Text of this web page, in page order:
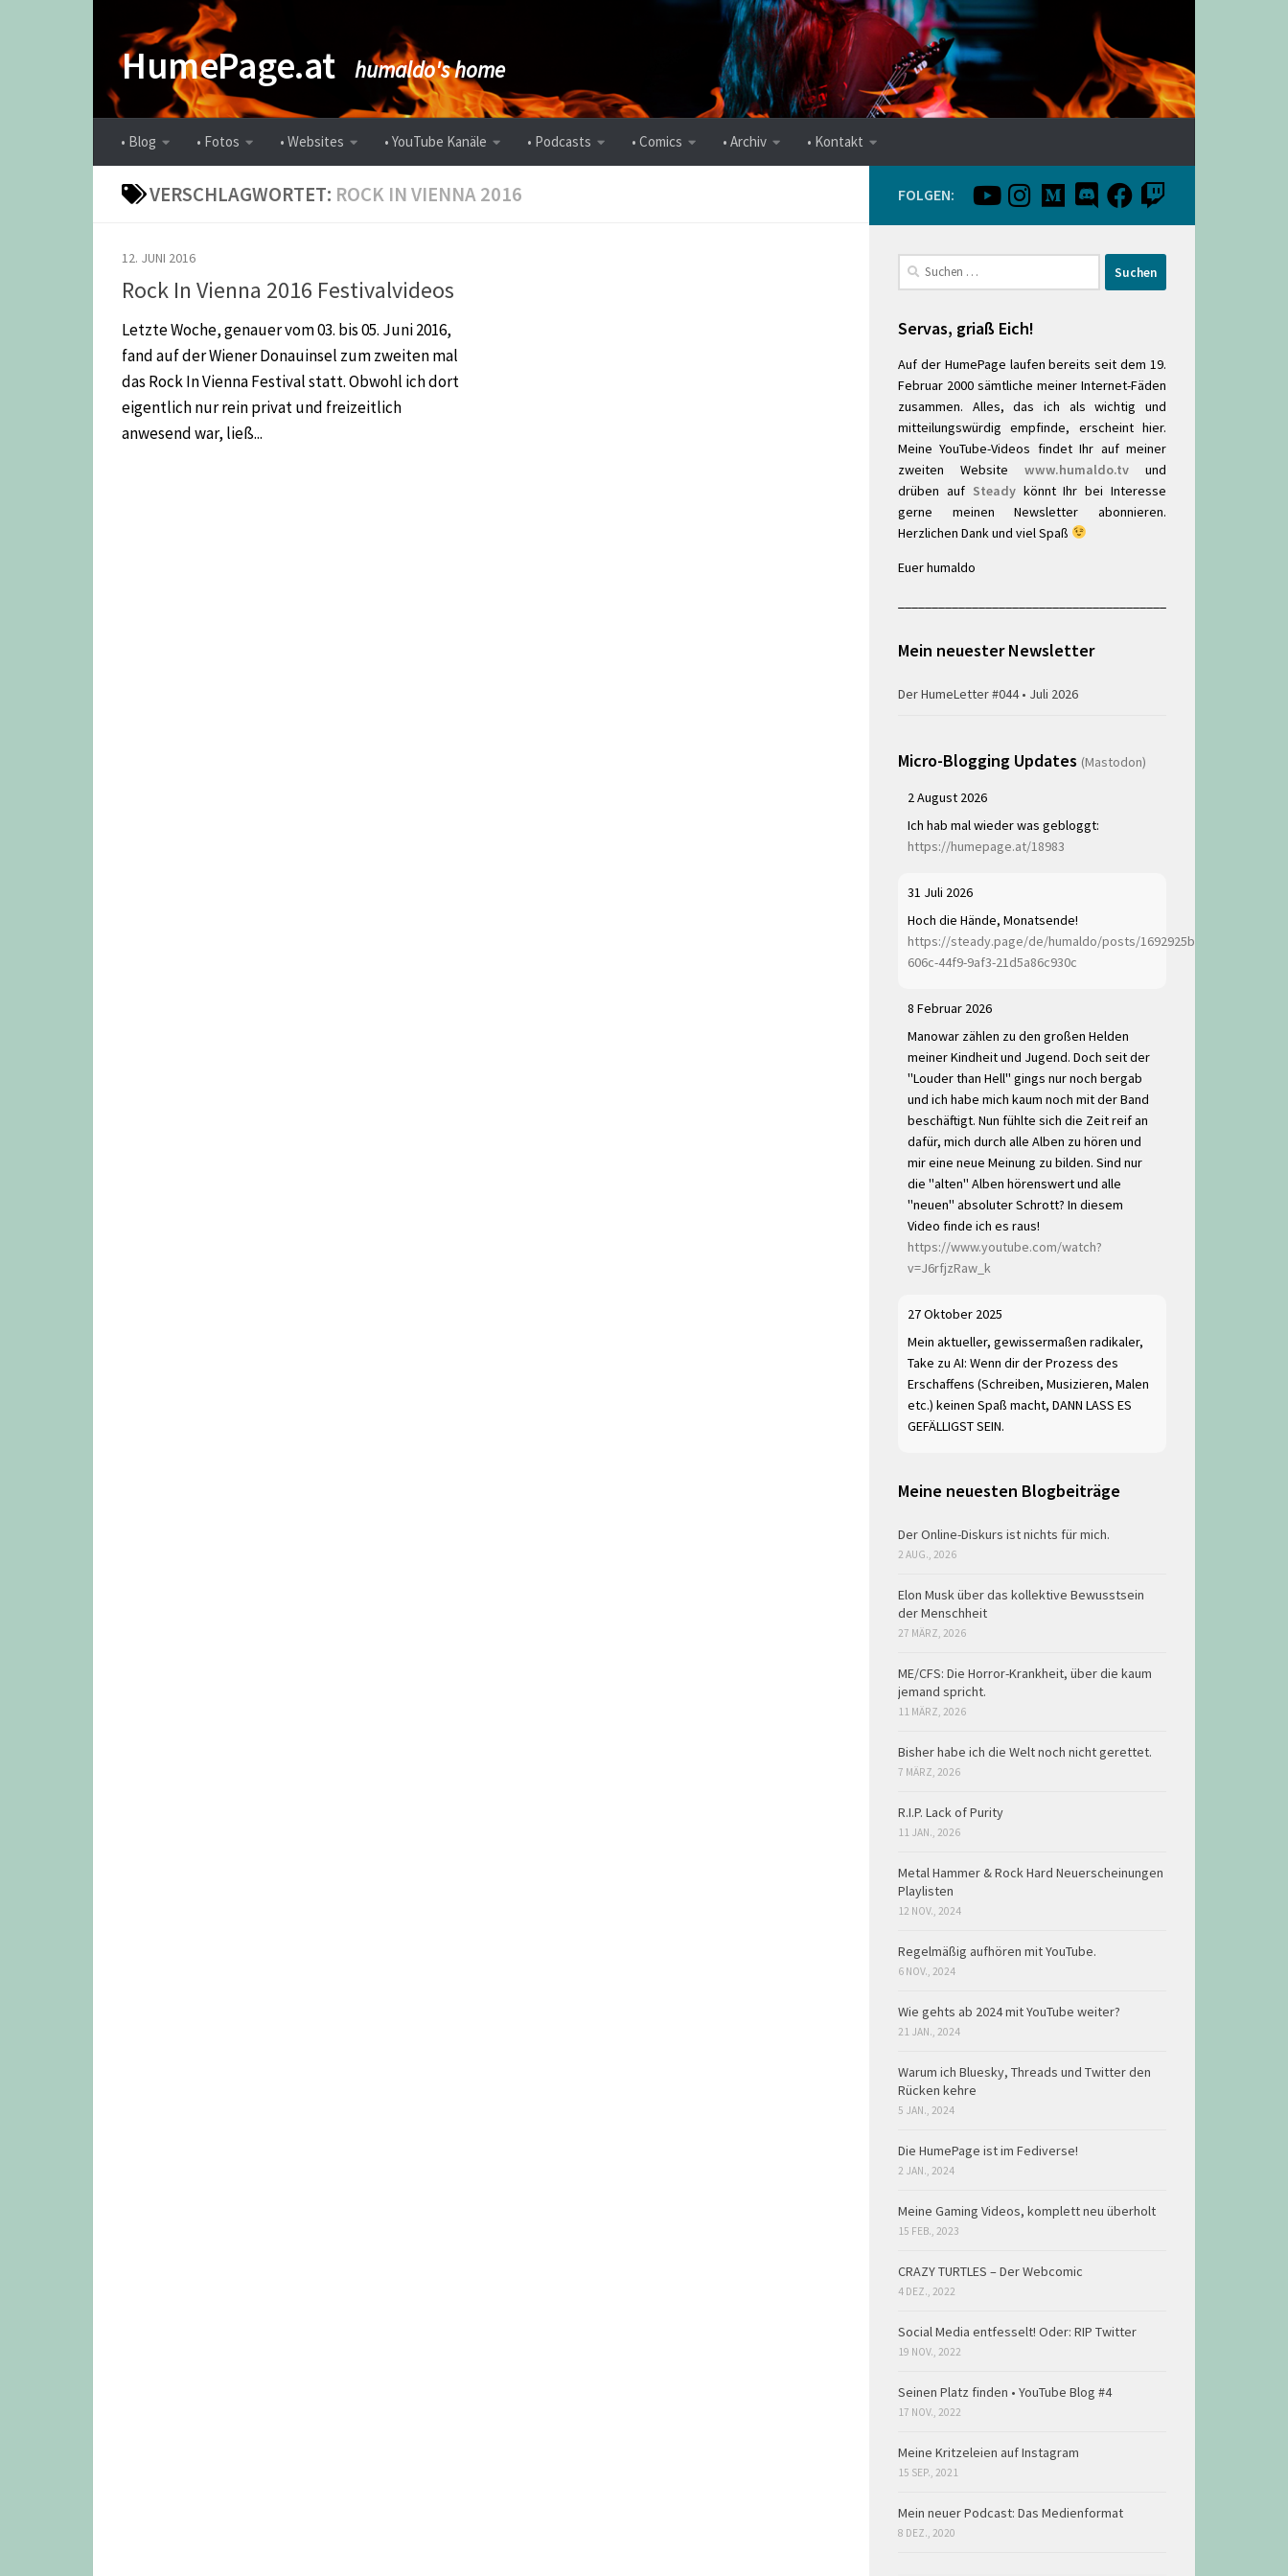
Zum Inhalt springen
HumePage.at humaldo's home
• Blog • Fotos • Websites • YouTube Kanäle • Podcasts • Comics • Archiv • Kontakt
VERSCHLAGWORTET: ROCK IN VIENNA 2016
12. JUNI 2016
Rock In Vienna 2016 Festivalvideos
Letzte Woche, genauer vom 03. bis 05. Juni 2016,
fand auf der Wiener Donauinsel zum zweiten mal
das Rock In Vienna Festival statt. Obwohl ich dort
eigentlich nur rein privat und freizeitlich
anwesend war, ließ...
FOLGEN:
Suchen
nach:
Servas, griaß Eich!
Auf der HumePage laufen bereits seit dem 19.
Februar 2000 sämtliche meiner Internet-Fäden
zusammen. Alles, das ich als wichtig und
mitteilungswürdig empfinde, erscheint hier.
Meine YouTube-Videos findet Ihr auf meiner
zweiten Website www.humaldo.tv und
drüben auf Steadykönnt Ihr bei Interesse
gerne meinen Newsletter abonnieren.
Herzlichen Dank und viel Spaß
Euer humaldo
Mein neuester Newsletter
Der HumeLetter #044 • Juli 2026
Micro-Blogging Updates (Mastodon)
2 August 2026
Ich hab mal wieder was gebloggt:
https://humepage.at/18983
31 Juli 2026
Hoch die Hände, Monatsende!
https://steady.page/de/humaldo/posts/1692925b-
606c-44f9-9af3-21d5a86c930c
8 Februar 2026
Manowar zählen zu den großen Helden
meiner Kindheit und Jugend. Doch seit der
"Louder than Hell" gings nur noch bergab
und ich habe mich kaum noch mit der Band
beschäftigt. Nun fühlte sich die Zeit reif an
dafür, mich durch alle Alben zu hören und
mir eine neue Meinung zu bilden. Sind nur
die "alten" Alben hörenswert und alle
"neuen" absoluter Schrott? In diesem
Video finde ich es raus!
https://www.youtube.com/watch?
v=J6rfjzRaw_k
27 Oktober 2025
Mein aktueller, gewissermaßen radikaler,
Take zu AI: Wenn dir der Prozess des
Erschaffens (Schreiben, Musizieren, Malen
etc.) keinen Spaß macht, DANN LASS ES
GEFÄLLIGST SEIN.
Meine neuesten Blogbeiträge
Der Online-Diskurs ist nichts für mich.
2 AUG., 2026
Elon Musk über das kollektive Bewusstsein
der Menschheit
27 MÄRZ, 2026
ME/CFS: Die Horror-Krankheit, über die kaum
jemand spricht.
11 MÄRZ, 2026
Bisher habe ich die Welt noch nicht gerettet.
7 MÄRZ, 2026
R.I.P. Lack of Purity
11 JAN., 2026
Metal Hammer & Rock Hard Neuerscheinungen
Playlisten
12 NOV., 2024
Regelmäßig aufhören mit YouTube.
6 NOV., 2024
Wie gehts ab 2024 mit YouTube weiter?
21 JAN., 2024
Warum ich Bluesky, Threads und Twitter den
Rücken kehre
5 JAN., 2024
Die HumePage ist im Fediverse!
2 JAN., 2024
Meine Gaming Videos, komplett neu überholt
15 FEB., 2023
CRAZY TURTLES – Der Webcomic
4 DEZ., 2022
Social Media entfesselt! Oder: RIP Twitter
19 NOV., 2022
Seinen Platz finden • YouTube Blog #4
17 NOV., 2022
Meine Kritzeleien auf Instagram
15 SEP., 2021
Mein neuer Podcast: Das Medienformat
8 DEZ., 2020